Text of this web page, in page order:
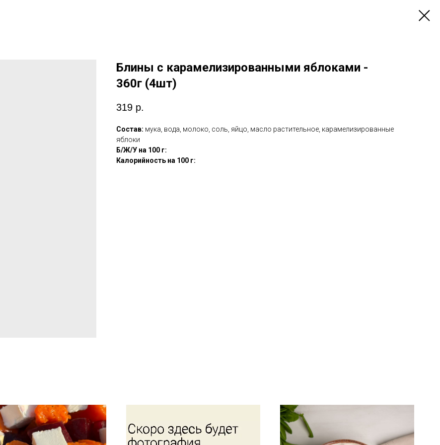
Блины с карамелизированными яблоками -
360г (4шт)
319 р.
Состав: мука, вода, молоко, соль, яйцо, масло растительное, карамелизированные
яблоки
Б/Ж/У на 100 г:
Калорийность на 100 г: